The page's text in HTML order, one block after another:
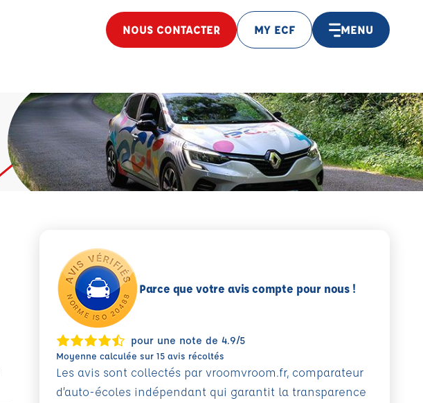
NOUS CONTACTER MY ECF MENU
Parce que votre avis compte pour nous !
pour une note de 4.9/5
Moyenne calculée sur 15 avis récoltés
Les avis sont collectés par vroomvroom.fr, comparateur
d’auto-écoles indépendant qui garantit la transparence